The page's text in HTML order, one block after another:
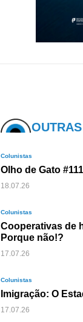
Colunistas
Olho de Gato
18.07.26
Colunistas
Cooperativas de
Porque não!?
17.07.26
Colunistas
Imigração: O
17.07.26